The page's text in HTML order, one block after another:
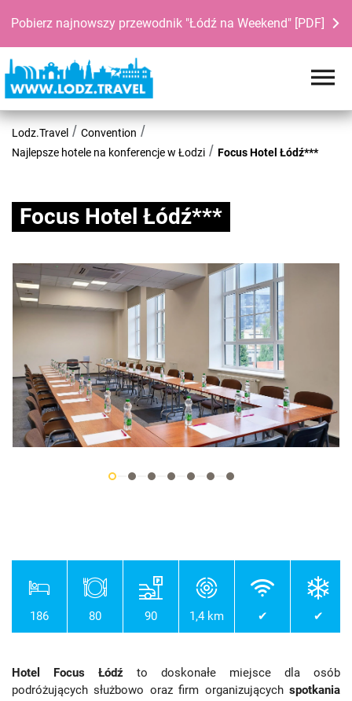
Pobierz najnowszy przewodnik "Łódź na Weekend" [PDF]
Lodz.Travel
Convention
Najlepsze hotele na konferencje w Łodzi
Focus Hotel Łódź***
Focus Hotel Łódź***
186 80 90 1,4 km ✔ ✔
Hotel Focus Łódź to doskonałe miejsce dla osób
podróżujących służbowo oraz firm organizujących spotkania